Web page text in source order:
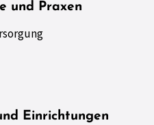
und Praxen
Einrichtungen